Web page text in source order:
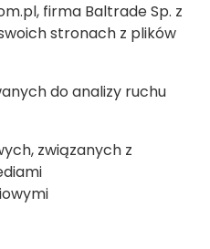
firma Baltrade Sp. z
stronach z plików
do analizy ruchu
związanych z